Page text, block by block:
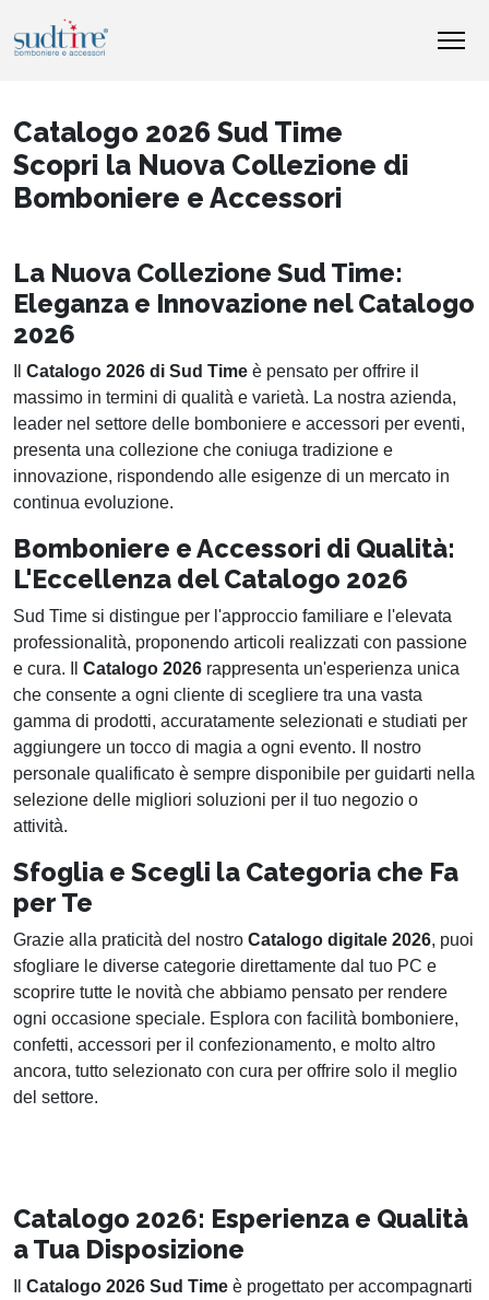
Catalogo 2026 Sud Time
Scopri la Nuova Collezione di
Bomboniere e Accessori
La Nuova Collezione Sud Time:
Eleganza e Innovazione nel Catalogo
2026
Catalogo 2026 di Sud Time è pensato per offrire il
massimo in termini di qualità e varietà. La nostra azienda,
leader nel settore delle bomboniere e accessori per eventi,
presenta una collezione che coniuga tradizione e
innovazione, rispondendo alle esigenze di un mercato in
continua evoluzione.
Bomboniere e Accessori di Qualità:
L'Eccellenza del Catalogo 2026
Sud Time si distingue per l'approccio familiare e l'elevata
professionalità, proponendo articoli realizzati con passione
e cura. Il Catalogo 2026 rappresenta un'esperienza unica
che consente a ogni cliente di scegliere tra una vasta
gamma di prodotti, accuratamente selezionati e studiati per
aggiungere un tocco di magia a ogni evento. Il nostro
personale qualificato è sempre disponibile per guidarti nella
selezione delle migliori soluzioni per il tuo negozio o
attività.
Sfoglia e Scegli la Categoria che Fa
per Te
Grazie alla praticità del nostro Catalogo digitale 2026, puoi
sfogliare le diverse categorie direttamente dal tuo PC e
scoprire tutte le novità che abbiamo pensato per rendere
ogni occasione speciale. Esplora con facilità bomboniere,
confetti, accessori per il confezionamento, e molto altro
ancora, tutto selezionato con cura per offrire solo il meglio
del settore.
Catalogo 2026: Esperienza e Qualità
a Tua Disposizione
Catalogo 2026 Sud Time è progettato per accompagnarti